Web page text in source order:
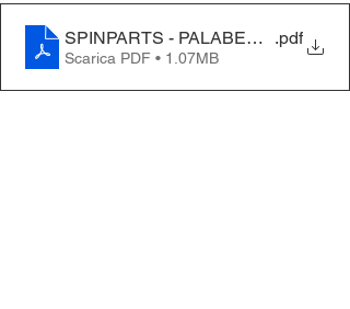
SPINPARTS - PALABEN - EN
.pdf
Scarica PDF • 1.07MB